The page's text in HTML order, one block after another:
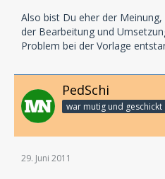
Also bist Du eher der
der Bearbeitung und
Problem bei der Vorlage
PedSchi
war mutig und geschickt
29. Juni 2011